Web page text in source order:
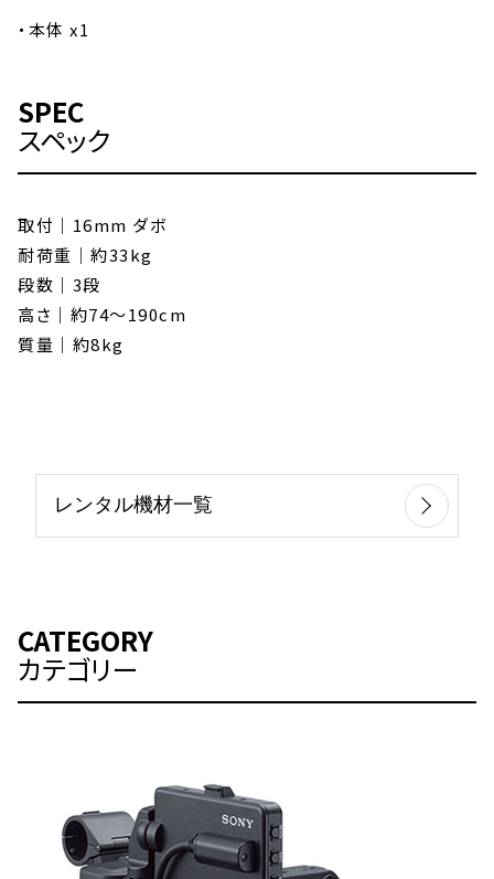
・本体 x1
SPEC
スペック
取付｜16mm ダボ
耐荷重｜約33kg
段数｜3段
高さ｜約74～190cm
質量｜約8kg
レンタル機材一覧
CATEGORY
カテゴリー